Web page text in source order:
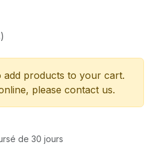
products to your cart.
please contact us.
de 30 jours